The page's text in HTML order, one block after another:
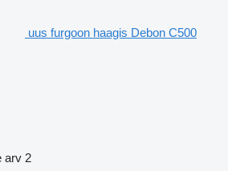
uus furgoon haagis Debon C500
arv 2